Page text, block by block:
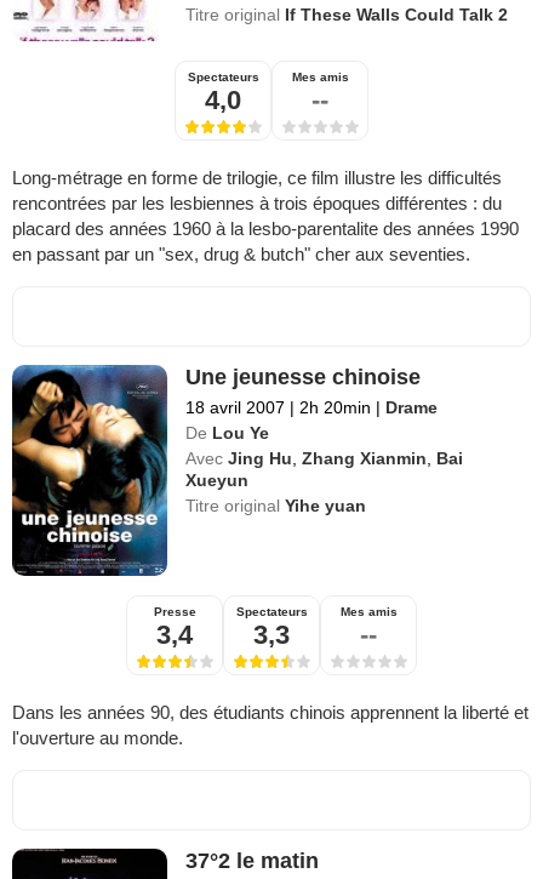
Titre original If These Walls Could Talk 2
Spectateurs
4,0
Mes amis
--
Long-métrage en forme de trilogie, ce film illustre les difficultés
rencontrées par les lesbiennes à trois époques différentes : du
placard des années 1960 à la lesbo-parentalite des années 1990
en passant par un "sex, drug & butch" cher aux seventies.
Une jeunesse chinoise
18 avril 2007 | 2h 20min | Drame
De Lou Ye
Avec Jing Hu ,Zhang Xianmin
Bai
Xueyun
Titre originalYihe yuan
Presse
3,4
Spectateurs
3,3
Mes amis
--
Dans les années 90, des étudiants chinois apprennent la liberté et
l'ouverture au monde.
37°2 le matin